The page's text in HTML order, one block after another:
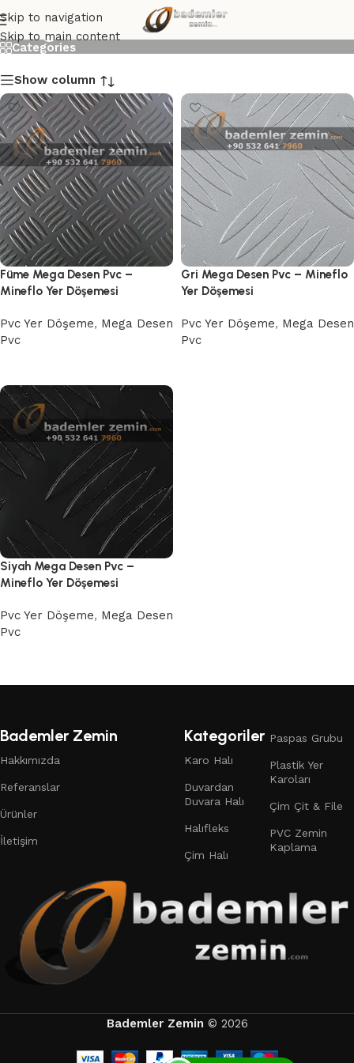
Skip to navigation
Skip to main content
Mega Desen Mineflo
Categories
Show column
Füme Mega Desen Pvc –
Mineflo Yer Döşemesi
Pvc Yer Döşeme, Mega Desen
Pvc
Gri Mega Desen Pvc – Mineflo
Yer Döşemesi
Pvc Yer Döşeme, Mega Desen
Pvc
Siyah Mega Desen Pvc –
Mineflo Yer Döşemesi
Pvc Yer Döşeme, Mega Desen
Pvc
Bademler Zemin
Hakkımızda
Referanslar
Ürünler
İletişim
Kategoriler
Karo Halı
Duvardan
Duvara Halı
Halıfleks
Çim Halı
Paspas Grubu
Plastik Yer
Karoları
Çim Çit & File
PVC Zemin
Kaplama
Bademler Zemin © 2026